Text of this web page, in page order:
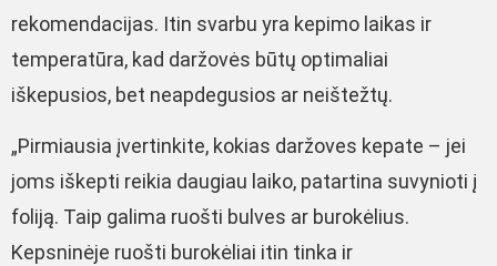
rekomendacijas. Itin svarbu yra kepimo laikas ir
temperatūra, kad daržovės būtų optimaliai
iškepusios, bet neapdegusios ar neištežtų.
„Pirmiausia įvertinkite, kokias daržoves kepate – jei
joms iškepti reikia daugiau laiko, patartina suvynioti į
foliją. Taip galima ruošti bulves ar burokėlius.
Kepsninėje ruošti burokėliai itin tinka ir